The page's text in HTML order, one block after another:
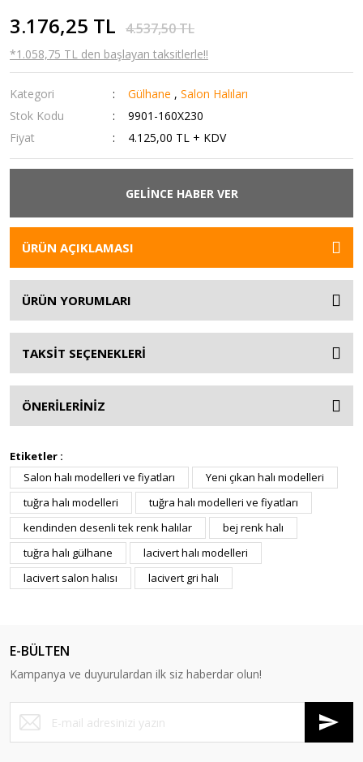
3.176,25 TL 4.537,50 TL
*1.058,75 TL den başlayan taksitlerle!!
Kategori Gülhane ,Salon Halıları
Stok Kodu
9901-160X230
Fiyat
4.125,00 TL + KDV
GELİNCE HABER VER
ÜRÜN AÇIKLAMASI
ÜRÜN YORUMLARI
TAKSİT SEÇENEKLERİ
ÖNERİLERİNİZ
Etiketler :
Salon halı modelleri ve fiyatları
Yeni çıkan halı modelleri
tuğra halı modelleri
tuğra halı modelleri ve fiyatları
kendinden desenli tek renk halılar
bej renk halı
tuğra halı gülhane
lacivert halı modelleri
lacivert salon halısı
lacivert gri halı
E-BÜLTEN
Kampanya ve duyurulardan ilk siz haberdar olun!